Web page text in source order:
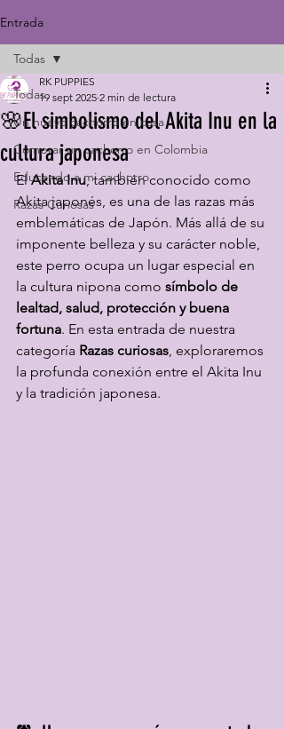
Entrada
Todas
Un nuevo cachorro en casa
Comprar un cachorro en Colombia
Educando a mi cachorro
Razas Curiosas
Todas
🌸El simbolismo del Akita Inu en la
cultura japonesa
RK PUPPIES
19 sept 2025 2 min de lectura
El Akita Inu, también conocido como
Akita japonés, es una de las razas más
emblemáticas de Japón. Más allá de su
imponente belleza y su carácter noble,
este perro ocupa un lugar especial en
la cultura nipona como símbolo de
lealtad, salud, protección y buena
fortuna. En esta entrada de nuestra
categoría Razas curiosas, exploraremos
la profunda conexión entre el Akita Inu
y la tradición japonesa.